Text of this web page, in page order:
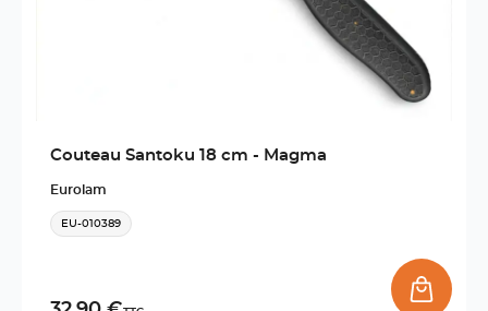
Couteau Santoku 18 cm - Magma
Eurolam
EU-010389